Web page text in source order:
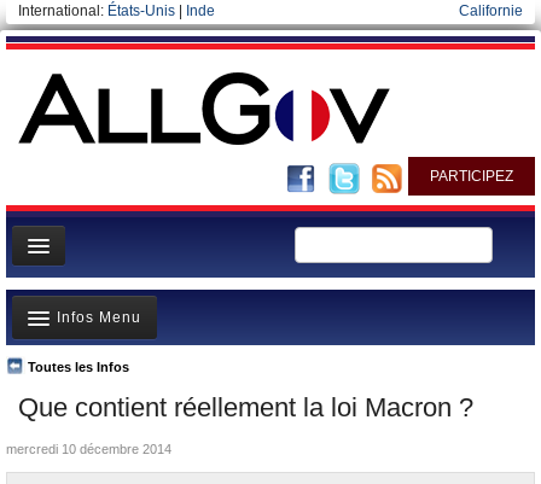
International: États-Unis Inde Californie
PARTICIPEZ
Page d'accueil
Infos
Gouvernement
Ministères/Directions
Blog
Que contient réellement la loi Macron ?
Toutes les Infos
Infos Menu
A la Une
Polémiques
Où va l’argent?
mercredi 10 décembre 2014